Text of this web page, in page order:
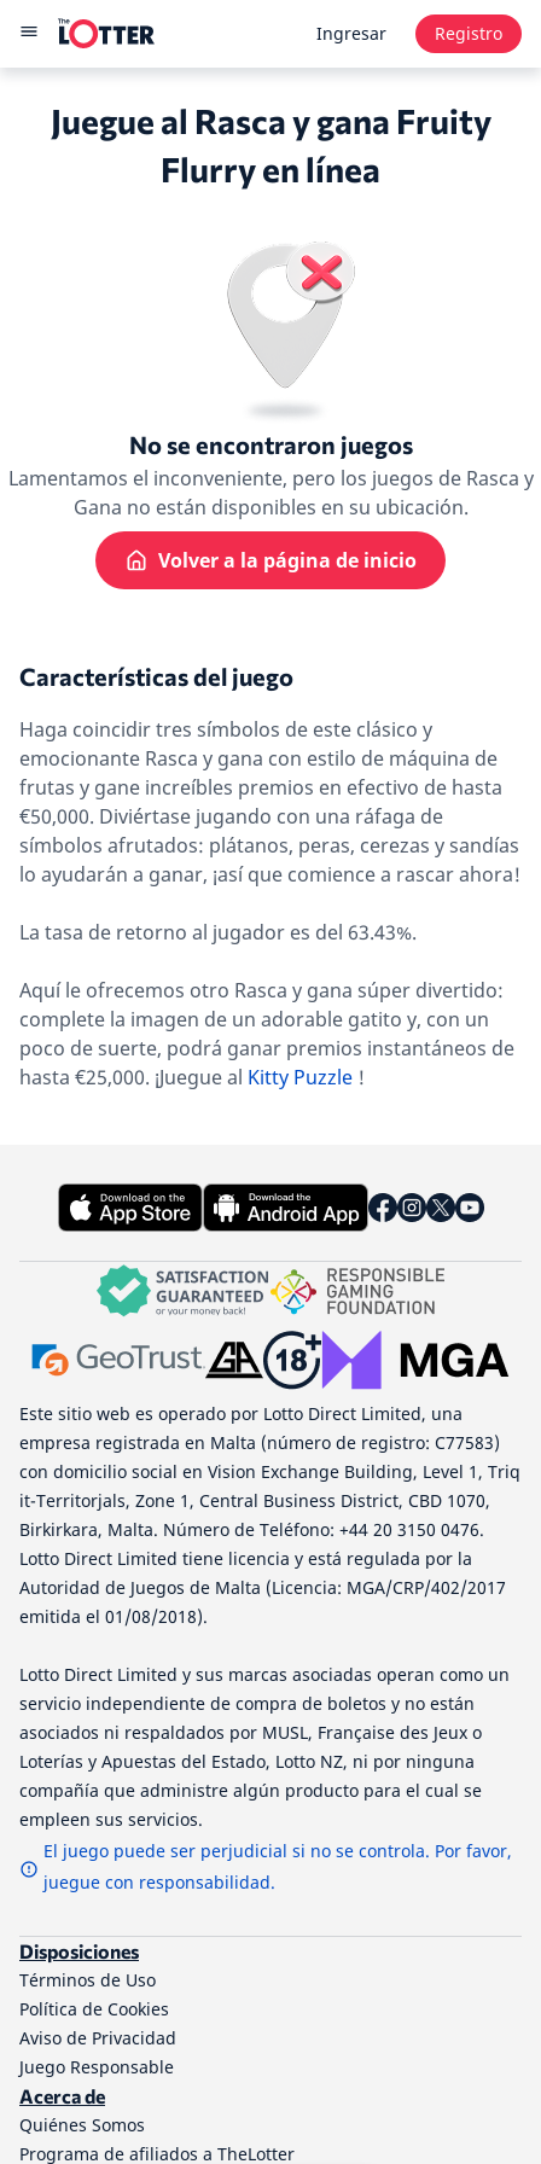
Ingresar Registro
Juegue al Rasca y gana Fruity
Flurry en línea
No se encontraron juegos
Lamentamos el inconveniente, pero los juegos de Rasca y
Gana no están disponibles en su ubicación.
Volver a la página de inicio
Características del juego
Haga coincidir tres símbolos de este clásico y
emocionante Rasca y gana con estilo de máquina de
frutas y gane increíbles premios en efectivo de hasta
€50,000. Diviértase jugando con una ráfaga de
símbolos afrutados: plátanos, peras, cerezas y sandías
lo ayudarán a ganar, ¡así que comience a rascar ahora!
La tasa de retorno al jugador es del 63.43%.
Aquí le ofrecemos otro Rasca y gana súper divertido:
complete la imagen de un adorable gatito y, con un
poco de suerte, podrá ganar premios instantáneos de
hasta €25,000. ¡Juegue al Kitty Puzzle !
Este sitio web es operado por Lotto Direct Limited, una
empresa registrada en Malta (número de registro: C77583)
con domicilio social en Vision Exchange Building, Level 1, Triq
it-Territorjals, Zone 1, Central Business District, CBD 1070,
Birkirkara, Malta. Número de Teléfono: +44 20 3150 0476.
Lotto Direct Limited tiene licencia y está regulada por la
Autoridad de Juegos de Malta (Licencia: MGA/CRP/402/2017
emitida el 01/08/2018).
Lotto Direct Limited y sus marcas asociadas operan como un
servicio independiente de compra de boletos y no están
asociados ni respaldados por MUSL, Française des Jeux o
Loterías y Apuestas del Estado, Lotto NZ, ni por ninguna
compañía que administre algún producto para el cual se
empleen sus servicios.
El juego puede ser perjudicial si no se controla. Por favor,
juegue con responsabilidad.
Disposiciones
Términos de Uso
Política de Cookies
Aviso de Privacidad
Juego Responsable
Acerca de
Quiénes Somos
Programa de afiliados a TheLotter